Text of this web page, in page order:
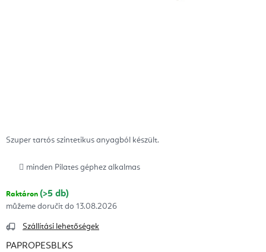
Szuper tartós szintetikus anyagból készült.
minden Pilates géphez alkalmas
Raktáron (>5 db)
13.08.2026
Szállítási lehetőségek
PAPROPESBLKS